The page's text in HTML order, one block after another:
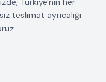
teslimat ayrıcalığı